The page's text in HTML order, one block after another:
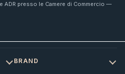
presso le Camere di Commercio —
BRAND